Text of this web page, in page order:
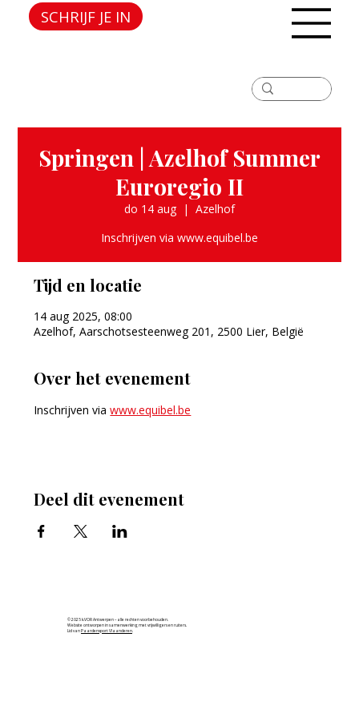
SCHRIJF JE IN
Springen | Azelhof Summer
Euroregio II
do 14 aug
  |
Azelhof
Inschrijven via www.equibel.be
Tijd en locatie
14 aug 2025, 08:00
Azelhof, Aarschotsesteenweg 201, 2500 Lier, België
Over het evenement
Inschrijven via www.equibel.be
Deel dit evenement
© 2025 k.VOR Antwerpen – alle rechten voorbehouden.
Website ontworpen in samenwerking met vrijwilligers en ruiters.
Lid vanPaardensport Vlaanderen